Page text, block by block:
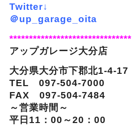
Twitter↓
＠up_garage_oita
*******************************
アップガレージ大分店
大分県大分市下郡北1-4-17
TEL 097-504-7000
FAX 097-504-7484
～営業時間～
平日11：00～20：00